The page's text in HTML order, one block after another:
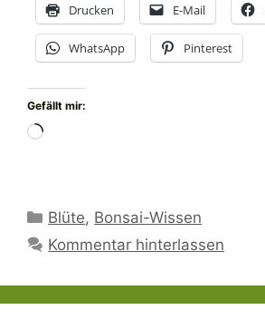
Drucken E-Mail
WhatsApp Pinterest
Gefällt mir:
Wird
Kategorien
Blüte, Bonsai-Wissen
Kommentar hinterlassen